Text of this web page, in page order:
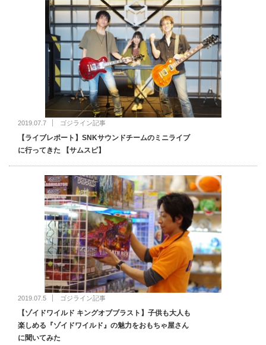
2019.07.7 ゴジライン記事
【ライブレポート】SNKサウンドチームのミニライブ
に行ってきた 【サムスピ】
2019.07.5 ゴジライン記事
【ゾイドワイルド キングオブブラスト】子供も大人も
楽しめる『ゾイドワイルド』の魅力をおもちゃ屋さん
に聞いてみた